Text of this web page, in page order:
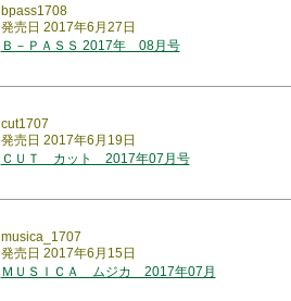
bpass1708
発売日 2017年6月27日
Ｂ－ＰＡＳＳ 2017年 08月号
cut1707
発売日 2017年6月19日
ＣＵＴ カット 2017年07月号
musica_1707
発売日 2017年6月15日
ＭＵＳＩＣＡ ムジカ 2017年07月